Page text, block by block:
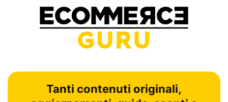
Tanti contenuti originali,